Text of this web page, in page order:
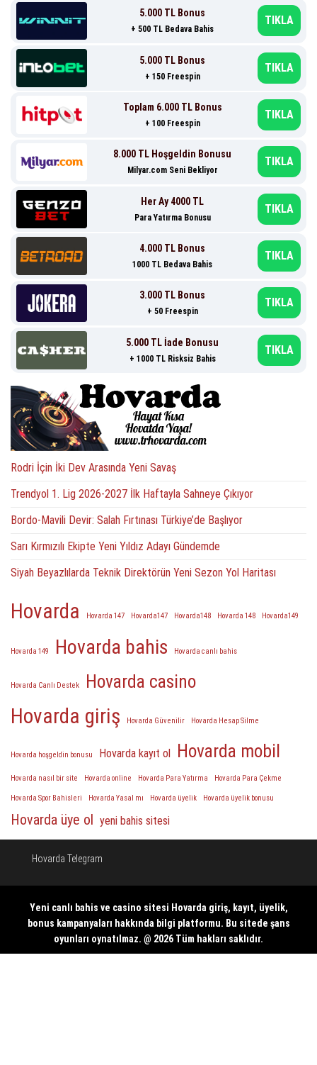
5.000 TL Bonus
+ 500 TL Bedava Bahis
TIKLA
5.000 TL Bonus
+ 150 Freespin
TIKLA
Toplam 6.000 TL Bonus
+ 100 Freespin
TIKLA
8.000 TL Hoşgeldin Bonusu
Milyar.com Seni Bekliyor
TIKLA
Her Ay 4000 TL
Para Yatırma Bonusu
TIKLA
4.000 TL Bonus
1000 TL Bedava Bahis
TIKLA
3.000 TL Bonus
+ 50 Freespin
TIKLA
5.000 TL İade Bonusu
+ 1000 TL Risksiz Bahis
TIKLA
Rodri İçin İki Dev Arasında Yeni Savaş
Trendyol 1. Lig 2026-2027 İlk Haftayla Sahneye Çıkıyor
Bordo-Mavili Devir: Salah Fırtınası Türkiye’de Başlıyor
Sarı Kırmızılı Ekipte Yeni Yıldız Adayı Gündemde
Siyah Beyazlılarda Teknik Direktörün Yeni Sezon Yol Haritası
Hovarda Hovarda 147 Hovarda147 Hovarda148 Hovarda 148 Hovarda149
Hovarda 149 Hovarda bahis Hovarda canlı bahis
Hovarda Canlı Destek Hovarda casino
Hovarda giriş Hovarda Güvenilir Hovarda Hesap Silme
Hovarda hoşgeldin bonusu Hovarda kayıt ol Hovarda mobil
Hovarda nasıl bir site Hovarda online Hovarda Para Yatırma Hovarda Para Çekme
Hovarda Spor Bahisleri Hovarda Yasal mı Hovarda üyelik Hovarda üyelik bonusu
Hovarda üye ol yeni bahis sitesi
Hovarda Telegram
Yeni canlı bahis ve casino sitesi Hovarda giriş, kayıt, üyelik,
bonus kampanyaları hakkında bilgi platformu. Bu sitede şans
oyunları oynatılmaz. @ 2026 Tüm hakları saklıdır.